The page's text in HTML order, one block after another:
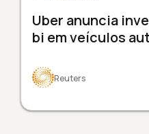
Uber anuncia
bi em veículos
Reuters